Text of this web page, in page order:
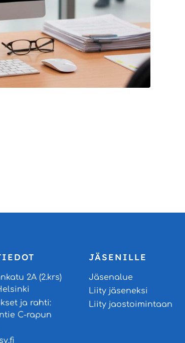
2A (2.krs)
ja rahti:
C-rapun
JÄSENILLE
Jäsenalue
Liity jäseneksi
Liity jaostoimintaan